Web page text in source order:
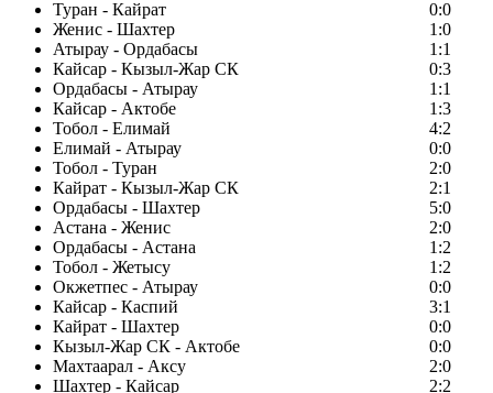
Туран - Кайрат
0:0
Женис - Шахтер
1:0
Атырау - Ордабасы
1:1
Кайсар - Кызыл-Жар СК
0:3
Ордабасы - Атырау
1:1
Кайсар - Актобе
1:3
Тобол - Елимай
4:2
Елимай - Атырау
0:0
Тобол - Туран
2:0
Кайрат - Кызыл-Жар СК
2:1
Ордабасы - Шахтер
5:0
Астана - Женис
2:0
Ордабасы - Астана
1:2
Тобол - Жетысу
1:2
Окжетпес - Атырау
0:0
Кайсар - Каспий
3:1
Кайрат - Шахтер
0:0
Кызыл-Жар СК - Актобе
0:0
Махтаарал - Аксу
2:0
Шахтер - Кайсар
2:2